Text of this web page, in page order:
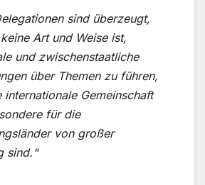
sind überzeugt,
Art und Weise ist,
und zwischenstaatliche
über Themen zu führen,
Gemeinschaft
für die
von großer
sind.“